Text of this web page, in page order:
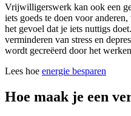
Vrijwilligerswerk kan ook een
iets goeds te doen voor
het gevoel dat je iets nuttigs
verminderen van stress en
wordt gecreëerd door het
Lees hoe energie besparen
Hoe maak je een